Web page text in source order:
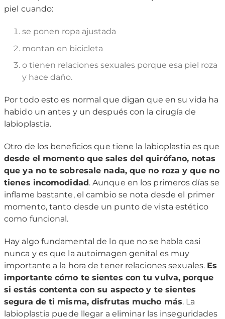
piel cuando:
se ponen ropa ajustada
montan en bicicleta
o tienen relaciones sexuales porque esa piel roza
y hace daño.
Por todo esto es normal que digan que en su vida ha
habido un antes y un después con la cirugía de
labioplastia.
Otro de los beneficios que tiene la labioplastia es que
desde el momento que sales del quirófano, notas
que ya no te sobresale nada, que no roza y que no
tienes incomodidad. Aunque en los primeros días se
inflame bastante, el cambio se nota desde el primer
momento, tanto desde un punto de vista estético
como funcional.
Hay algo fundamental de lo que no se habla casi
nunca y es que la autoimagen genital es muy
importante a la hora de tener relaciones sexuales. Es
importante cómo te sientes con tu vulva, porque
si estás contenta con su aspecto y te sientes
segura de ti misma, disfrutas mucho más. La
labioplastia puede llegar a eliminar las inseguridades